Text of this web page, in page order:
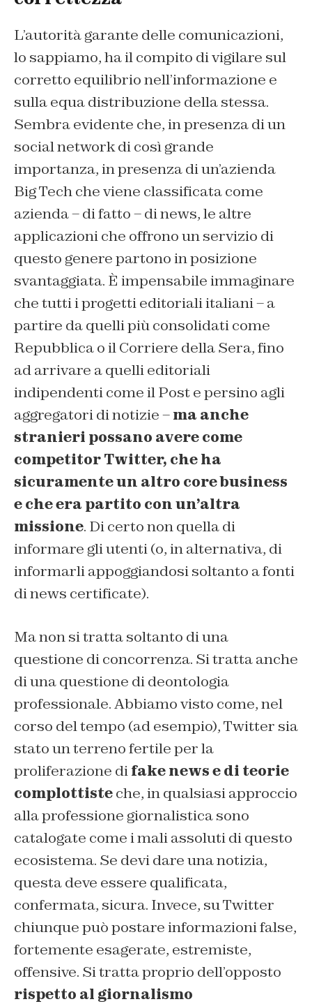
L’autorità garante delle comunicazioni,
lo sappiamo, ha il compito di vigilare sul
corretto equilibrio nell’informazione e
sulla equa distribuzione della stessa.
Sembra evidente che, in presenza di un
social network di così grande
importanza, in presenza di un’azienda
Big Tech che viene classificata come
azienda – di fatto – di news, le altre
applicazioni che offrono un servizio di
questo genere partono in posizione
svantaggiata. È impensabile immaginare
che tutti i progetti editoriali italiani – a
partire da quelli più consolidati come
Repubblica o il Corriere della Sera, fino
ad arrivare a quelli editoriali
indipendenti come il Post e persino agli
aggregatori di notizie –ma anche
stranieri possano avere come
competitor Twitter, che ha
sicuramente un altro core business
e che era partito con un’altra
missione. Di certo non quella di
informare gli utenti (o, in alternativa, di
informarli appoggiandosi soltanto a fonti
di news certificate).
Ma non si tratta soltanto di una
questione di concorrenza. Si tratta anche
di una questione di deontologia
professionale. Abbiamo visto come, nel
corso del tempo (ad esempio), Twitter sia
stato un terreno fertile per la
proliferazione difake news e di teorie
complottisteche, in qualsiasi approccio
alla professione giornalistica sono
catalogate come i mali assoluti di questo
ecosistema. Se devi dare una notizia,
questa deve essere qualificata,
confermata, sicura. Invece, su Twitter
chiunque può postare informazioni false,
fortemente esagerate, estremiste,
offensive. Si tratta proprio dell’opposto
rispetto al giornalismo